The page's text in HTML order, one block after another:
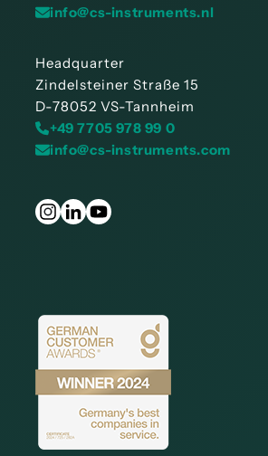
info@cs-instruments.nl
Headquarter
Zindelsteiner Straße 15
D-78052 VS-Tannheim
+49 7705 978 99 0
info@cs-instruments.com